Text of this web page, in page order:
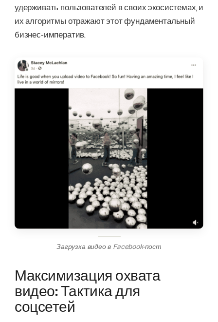
удерживать пользователей в своих экосистемах, и
их алгоритмы отражают этот фундаментальный
бизнес-императив.
Загрузка видео в Facebook-пост
Максимизация охвата
видео: Тактика для
соцсетей